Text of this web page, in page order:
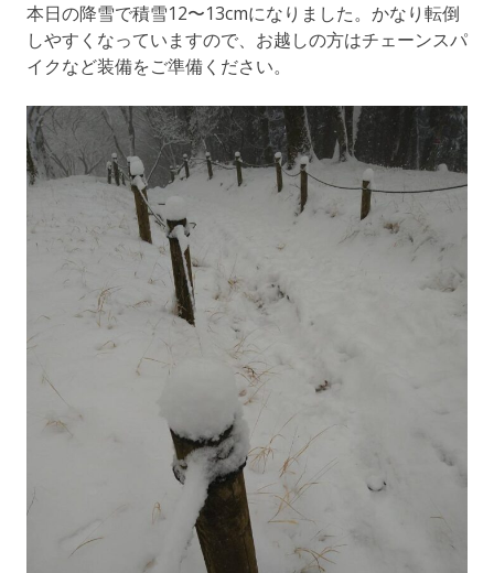
本日の降雪で積雪12〜13cmになりました。かなり転倒
しやすくなっていますので、お越しの方はチェーンスパ
イクなど装備をご準備ください。